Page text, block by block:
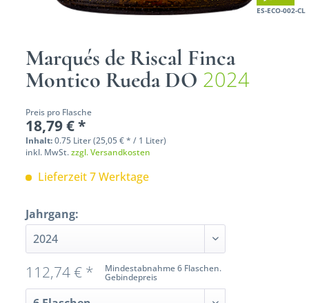
ES-ECO-002-CL
Marqués de Riscal Finca
Montico Rueda DO 2024
Preis pro Flasche
18,79 € *
Inhalt:0.75 Liter (25,05 € * / 1 Liter)
inkl. MwSt.zzgl. Versandkosten
Lieferzeit 7 Werktage
Jahrgang:
Mindestabnahme 6 Flaschen.
Gebindepreis
112,74 € *